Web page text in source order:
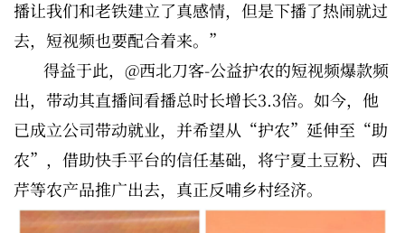
播让我们和老铁建立了真感情，但是下播了热闹就过
去，短视频也要配合着来。”
得益于此，@西北刀客-公益护农的短视频爆款频
出，带动其直播间看播总时长增长3.3倍。如今，他
已成立公司带动就业，并希望从“护农”延伸至“助
农”，借助快手平台的信任基础，将宁夏土豆粉、西
芹等农产品推广出去，真正反哺乡村经济。